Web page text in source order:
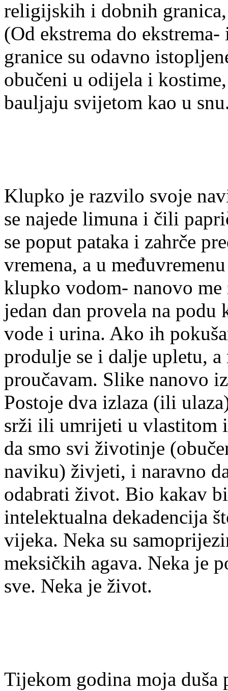
religijskih i dobnih
(Od ekstrema do
granice su odavno
obučeni u odijela i
bauljaju svijetom kao u
Klupko je razvilo svoje
se najede limuna i čili
se poput pataka i zahrče
vremena, a u
klupko vodom- nanovo
jedan dan provela na podu
vode i urina. Ako ih
produlje se i dalje upletu,
proučavam. Slike nanovo
Postoje dva izlaza (ili
srži ili umrijeti u vlastitom
da smo svi životinje
naviku) živjeti, i naravno
odabrati život. Bio kakav
intelektualna dekadencija
vijeka. Neka su
meksičkih agava. Neka je
sve. Neka je život.
Tijekom godina moja duša